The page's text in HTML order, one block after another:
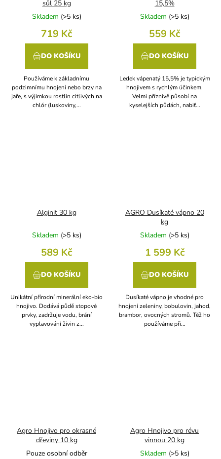
sůl 25 kg
Skladem (>5 ks)
719 Kč
DO KOŠÍKU
Používáme k základnímu
podzimnímu hnojení nebo brzy na
jaře, s výjimkou rostlin citlivých na
chlór (luskoviny,...
15,5%
Skladem (>5 ks)
559 Kč
DO KOŠÍKU
Ledek vápenatý 15,5% je typickým
hnojivem s rychlým účinkem.
Velmi příznivě působí na
kyselejších půdách, nabiť...
Alginit 30 kg
Skladem (>5 ks)
589 Kč
DO KOŠÍKU
Unikátní přírodní minerální eko-bio
hnojivo. Dodává půdě stopové
prvky, zadržuje vodu, brání
vyplavování živin z...
AGRO Dusíkaté vápno 20
kg
Skladem (>5 ks)
1 599 Kč
DO KOŠÍKU
Dusíkaté vápno je vhodné pro
hnojení zeleniny, bobulovin, jahod,
brambor, ovocných stromů. Též ho
používáme při...
Agro Hnojivo pro okrasné
dřeviny 10 kg
Pouze osobní odběr
Agro Hnojivo pro révu
vinnou 20 kg
Skladem (>5 ks)